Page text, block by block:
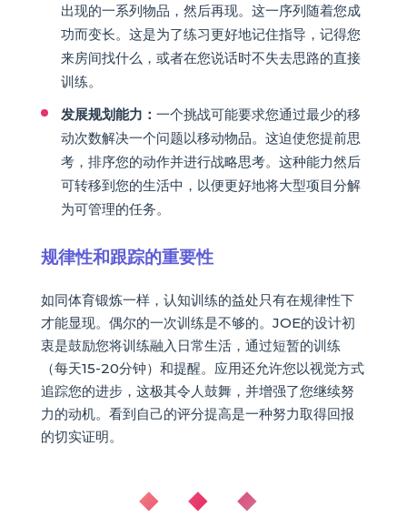
出现的一系列物品，然后再现。这一序列随着您成
功而变长。这是为了练习更好地记住指导，记得您
来房间找什么，或者在您说话时不失去思路的直接
训练。
发展规划能力： 一个挑战可能要求您通过最少的移
动次数解决一个问题以移动物品。这迫使您提前思
考，排序您的动作并进行战略思考。这种能力然后
可转移到您的生活中，以便更好地将大型项目分解
为可管理的任务。
规律性和跟踪的重要性
如同体育锻炼一样，认知训练的益处只有在规律性下
才能显现。偶尔的一次训练是不够的。JOE的设计初
衷是鼓励您将训练融入日常生活，通过短暂的训练
（每天15-20分钟）和提醒。应用还允许您以视觉方式
追踪您的进步，这极其令人鼓舞，并增强了您继续努
力的动机。看到自己的评分提高是一种努力取得回报
的切实证明。
◆ ◆ ◆